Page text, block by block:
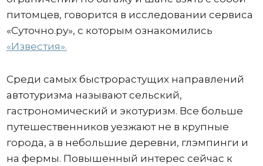
питомцев, говорится в исследовании сервиса
«Суточно.ру», с которым ознакомились
«Известия».
Среди самых быстрорастущих направлений
автотуризма называют сельский,
гастрономический и экотуризм. Все больше
путешественников уезжают не в крупные
города, а в небольшие деревни, глэмпинги и
на фермы. Повышенный интерес сейчас к